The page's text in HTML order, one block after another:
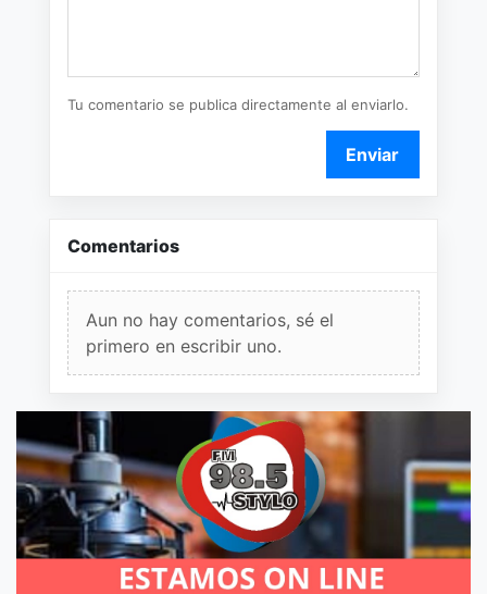
Tu comentario se publica directamente al enviarlo.
Enviar
Comentarios
Aun no hay comentarios, sé el
primero en escribir uno.